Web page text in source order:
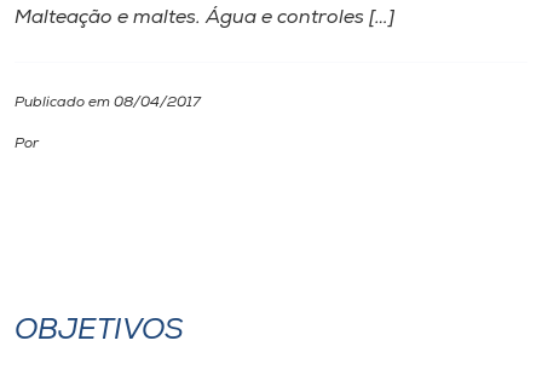
CPA
Malteação e maltes. Água e controles […]
Publicado em 08/04/2017
Por
OBJETIVOS